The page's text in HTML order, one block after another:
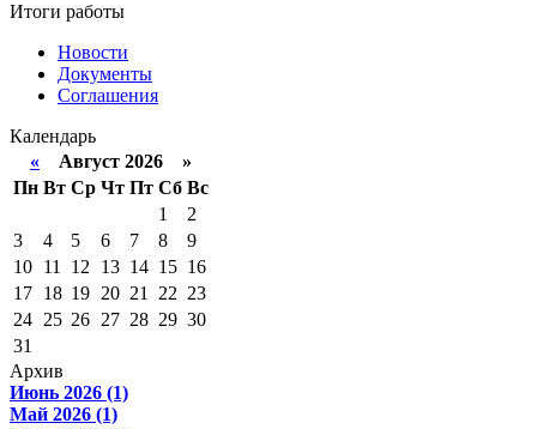
Итоги работы
Новости
Документы
Соглашения
Календарь
« Август 2026 »
Пн Вт Ср Чт Пт Сб Вс
1
2
3
4 5 6 7 8
9
10 11 12 13 14 15 16
17 18 19 20 21 22 23
24 25 26 27 28 29 30
31
Архив
Июнь 2026 (1)
Май 2026 (1)